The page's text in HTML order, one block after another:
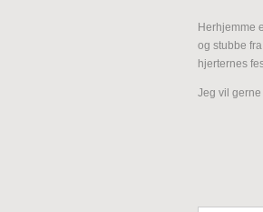
Herhjemme
og stubbe
hjerternes
Jeg vil